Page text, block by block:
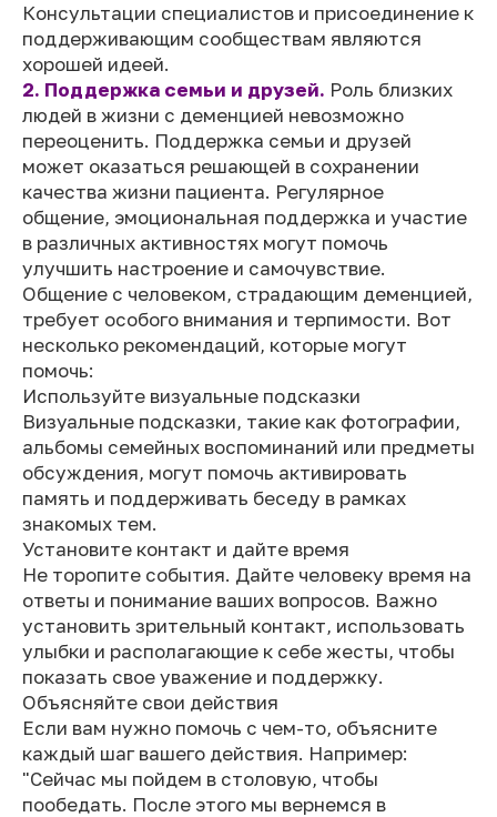
Консультации специалистов и присоединение к
поддерживающим сообществам являются
хорошей идеей.
2. Поддержка семьи и друзей. Роль близких
людей в жизни с деменцией невозможно
переоценить. Поддержка семьи и друзей
может оказаться решающей в сохранении
качества жизни пациента. Регулярное
общение, эмоциональная поддержка и участие
в различных активностях могут помочь
улучшить настроение и самочувствие.
Общение с человеком, страдающим деменцией,
требует особого внимания и терпимости. Вот
несколько рекомендаций, которые могут
помочь:
Используйте визуальные подсказки
Визуальные подсказки, такие как фотографии,
альбомы семейных воспоминаний или предметы
обсуждения, могут помочь активировать
память и поддерживать беседу в рамках
знакомых тем.
Установите контакт и дайте время
Не торопите события. Дайте человеку время на
ответы и понимание ваших вопросов. Важно
установить зрительный контакт, использовать
улыбки и располагающие к себе жесты, чтобы
показать свое уважение и поддержку.
Объясняйте свои действия
Если вам нужно помочь с чем-то, объясните
каждый шаг вашего действия. Например:
"Сейчас мы пойдем в столовую, чтобы
пообедать. После этого мы вернемся в